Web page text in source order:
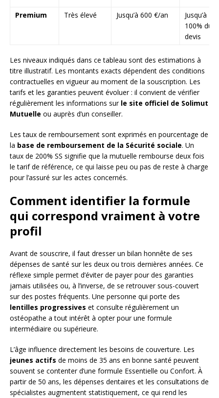
Premium Très élevé Jusqu’à 600 €/an
Jusqu’à
100% du
devis
Les niveaux indiqués dans ce tableau sont des estimations à
titre illustratif. Les montants exacts dépendent des conditions
contractuelles en vigueur au moment de la souscription. Les
tarifs et les garanties peuvent évoluer : il convient de vérifier
régulièrement les informations sur le site officiel de Solimut
Mutuelle ou auprès d’un conseiller.
Les taux de remboursement sont exprimés en pourcentage de
la base de remboursement de la Sécurité sociale. Un
taux de 200% SS signifie que la mutuelle rembourse deux fois
le tarif de référence, ce qui laisse peu ou pas de reste à charge
pour l’assuré sur les actes concernés.
Comment identifier la formule
qui correspond vraiment à votre
profil
Avant de souscrire, il faut dresser un bilan honnête de ses
dépenses de santé sur les deux ou trois dernières années. Ce
réflexe simple permet d’éviter de payer pour des garanties
jamais utilisées ou, à l’inverse, de se retrouver sous-couvert
sur des postes fréquents. Une personne qui porte des
lentilles progressives et consulte régulièrement un
ostéopathe a tout intérêt à opter pour une formule
intermédiaire ou supérieure.
L’âge influence directement les besoins de couverture. Les
jeunes actifs de moins de 35 ans en bonne santé peuvent
souvent se contenter d’une formule Essentielle ou Confort. À
partir de 50 ans, les dépenses dentaires et les consultations de
spécialistes augmentent statistiquement, ce qui rend les